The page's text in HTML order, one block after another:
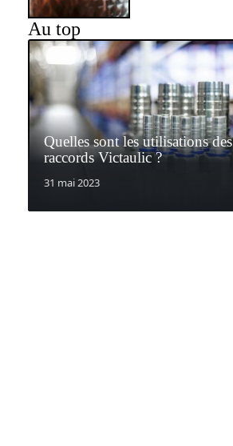
Au top
Quelles sont les utilisations des
raccords Victaulic ?
31 mai 2023